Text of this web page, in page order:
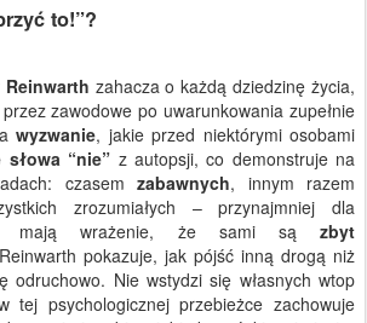
to!”?
zahacza o każdą dziedzinę życia,
zawodowe po uwarunkowania zupełnie
wyzwanie, jakie przed niektórymi osobami
“nie” z autopsji, co demonstruje na
czasemzabawnych, innym razem
zrozumiałych – przynajmniej dla
mają wrażenie, że sami są zbyt
pokazuje, jak pójść inną drogą niż
odruchowo. Nie wstydzi się własnych wtop
tej psychologicznej przebieżce zachowuje